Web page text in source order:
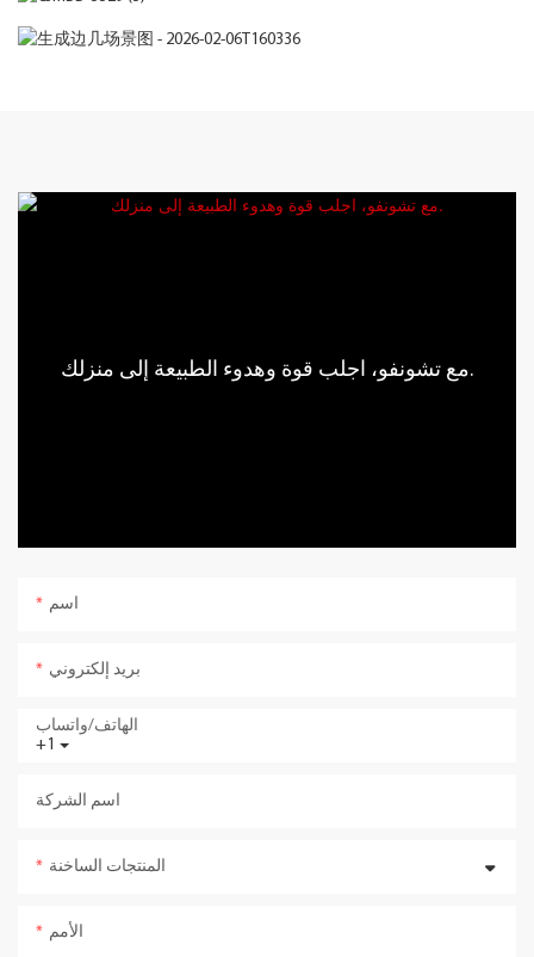
مع تشونفو، اجلب قوة وهدوء الطبيعة إلى منزلك.
اسم
بريد إلكتروني
+1
الهاتف/واتساب
اسم الشركة
المنتجات الساخنة
الأمم